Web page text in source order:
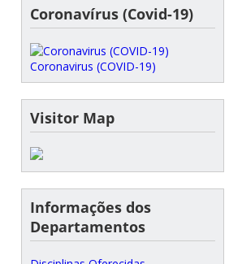
Coronavírus (Covid-19)
Coronavirus (COVID-19)
Visitor Map
Informações dos
Departamentos